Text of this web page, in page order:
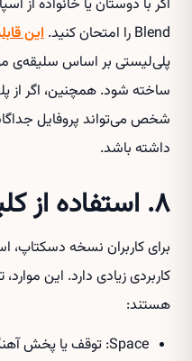
اگر با دوستان یا خانواده از
Blend را امتحان کنید.
این
پلی‌لیستی بر اساس سلیقه‌ی
شخص می‌تواند پروفایل
داشته باشد.
۸. استفاده از کلید‌های میانبر
برای کاربران نسخه دسکتاپ،
کاربردی زیادی دارد. این
هستند:
Space: توقف یا پخش آهنگ.